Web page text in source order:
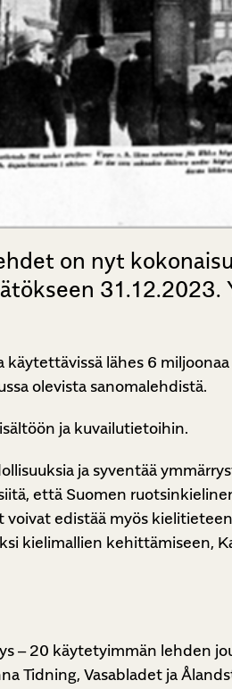
on nyt
31.12.2023.
lähes 6
olevista sanomalehdistä.
ja kuvailutietoihin.
ja syventää
että Suomen
edistää myös
kielimallien kehittämiseen,
– 20 käytetyimmän lehden
Tidning, Vasabladet ja